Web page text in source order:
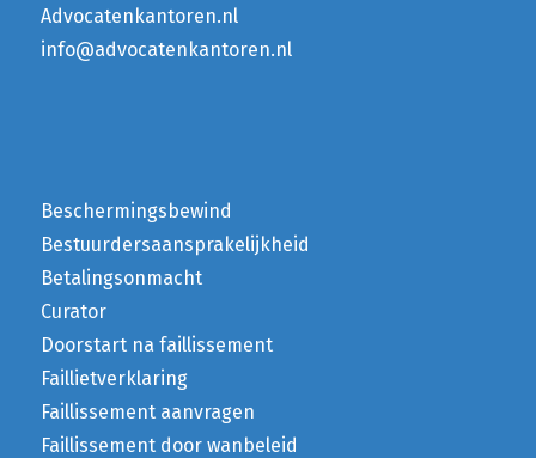
Advocatenkantoren.nl
info@advocatenkantoren.nl
Beschermingsbewind
Bestuurdersaansprakelijkheid
Betalingsonmacht
Curator
Doorstart na faillissement
Faillietverklaring
Faillissement aanvragen
Faillissement door wanbeleid